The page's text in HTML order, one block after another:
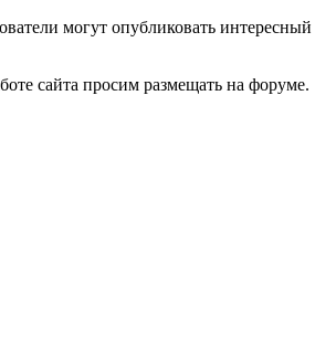
могут опубликовать
сайта просим размещать на форуме.